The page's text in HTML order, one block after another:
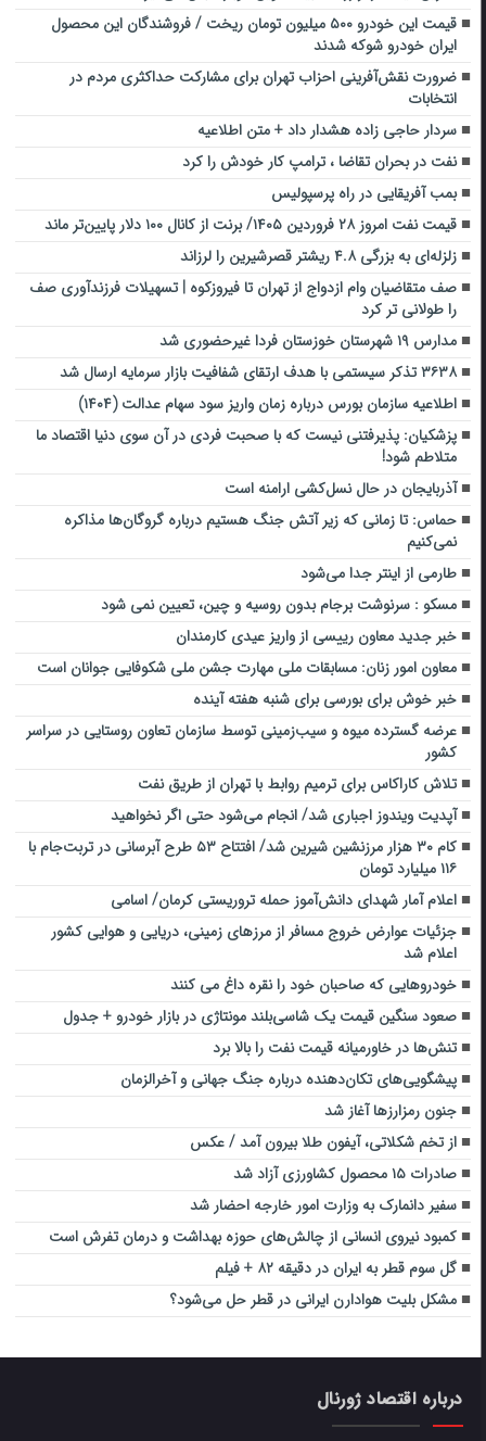
قیمت این خودرو ۵۰۰ میلیون تومان ریخت / فروشندگان این محصول
ایران خودرو شوکه شدند
ضرورت نقش‌آفرینی احزاب تهران برای مشارکت حداکثری مردم در
انتخابات
سردار حاجی زاده هشدار داد + متن اطلاعیه
نفت در بحران تقاضا ، ترامپ کار خودش را کرد
بمب آفریقایی در راه پرسپولیس
قیمت نفت امروز ۲۸ فروردین ۱۴۰۵/ برنت از کانال ۱۰۰ دلار پایین‌تر ماند
زلزله‌ای به بزرگی ۴.۸ ریشتر قصرشیرین را لرزاند
صف متقاضیان وام ازدواج از تهران تا فیروزکوه | تسهیلات فرزندآوری صف
را طولانی تر کرد
مدارس ۱۹ شهرستان خوزستان فردا غیرحضوری شد
۳۶۳۸ تذکر سیستمی با هدف ارتقای شفافیت بازار سرمایه ارسال شد
اطلاعیه سازمان بورس درباره زمان واریز سود سهام عدالت (۱۴۰۴)
پزشکیان: پذیرفتنی نیست که با صحبت فردی در آن سوی دنیا اقتصاد ما
متلاطم شود!
آذربایجان در حال نسل‌کشی ارامنه است
حماس: تا زمانی که زیر آتش جنگ هستیم درباره گروگان‌ها مذاکره
نمی‌کنیم
طارمی از اینتر جدا می‌شود
مسکو : سرنوشت برجام بدون روسیه و چین، تعیین نمی شود
خبر جدید معاون رییسی از واریز عیدی کارمندان
معاون امور زنان: مسابقات ملی مهارت جشن ملی شکوفایی جوانان است
خبر خوش برای بورسی برای شنبه هفته آینده
عرضه گسترده میوه و سیب‌زمینی توسط سازمان تعاون روستایی در سراسر
کشور
تلاش کاراکاس برای ترمیم روابط با تهران از طریق نفت
آپدیت ویندوز اجباری شد/ انجام می‌شود حتی اگر نخواهید
کام ۳۰ هزار مرزنشین شیرین شد/ افتتاح ۵۳ طرح آبرسانی در تربت‌جام با
۱۱۶ میلیارد تومان
اعلام آمار شهدای دانش‌آموز حمله تروریستی کرمان/ اسامی
جزئیات عوارض خروج مسافر از مرزهای زمینی، دریایی و هوایی کشور
اعلام شد
خودروهایی که صاحبان خود را نقره داغ می کنند
صعود سنگین قیمت یک شاسی‌بلند مونتاژی در بازار خودرو + جدول
تنش‌ها در خاورمیانه قیمت نفت را بالا برد
پیشگویی‌های تکان‌دهنده درباره جنگ‌ جهانی و آخرالزمان
جنون رمزارزها آغاز شد
از تخم شکلاتی، آیفون طلا بیرون آمد / عکس
صادرات ۱۵ محصول کشاورزی آزاد شد
سفیر دانمارک به وزارت امور خارجه احضار شد
کمبود نیروی انسانی از چالش‌های حوزه بهداشت و درمان تفرش است
گل سوم قطر به ایران در دقیقه ۸۲ + فیلم
مشکل بلیت هوادارن ایرانی در قطر حل می‌شود؟
درباره اقتصاد ژورنال